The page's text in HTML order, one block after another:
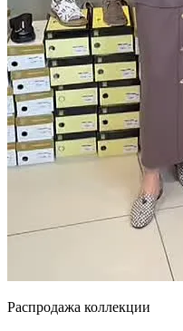
Распродажа коллекции